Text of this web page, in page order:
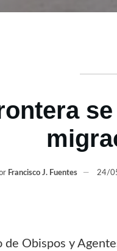
Francisco J. Fuentes 24/
Obispos y